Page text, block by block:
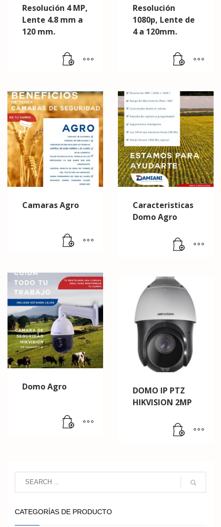
Resolución 4 MP,
Lente 4.8 mm a
120 mm.
Resolución
1080p, Lente de
4 a 120mm.
Camaras Agro
Caracteristicas
Domo Agro
Domo Agro
DOMO IP PTZ
HIKVISION 2MP
CATEGORÍAS DE PRODUCTO